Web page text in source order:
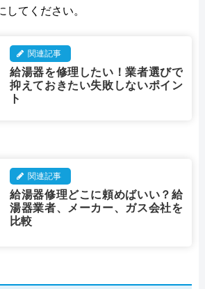
してください。
関連記事
給湯器を修理したい！業者選びで
抑えておきたい失敗しないポイン
ト
関連記事
給湯器修理どこに頼めばいい？給
湯器業者、メーカー、ガス会社を
比較